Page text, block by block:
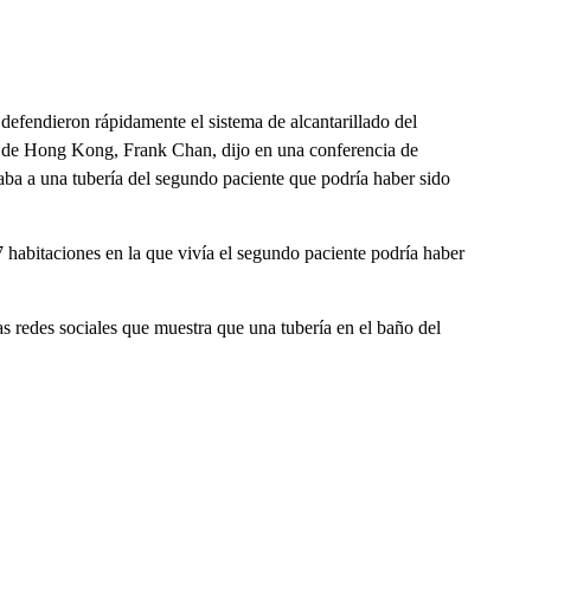
rápidamente el sistema de alcantarillado del
Hong Kong, Frank Chan, dijo en una conferencia de
a una tubería del segundo paciente que podría haber sido
en la que vivía el segundo paciente podría haber
sociales que muestra que una tubería en el baño del